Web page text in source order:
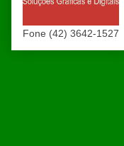
Fone (42) 3642-1527